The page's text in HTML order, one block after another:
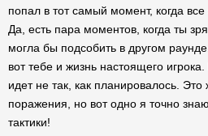
попал в тот самый момент, когда
Да, есть пара моментов, когда ты
могла бы подсобить в другом
вот тебе и жизнь настоящего
идет не так, как планировалось.
поражения, но вот одно я точно
тактики!